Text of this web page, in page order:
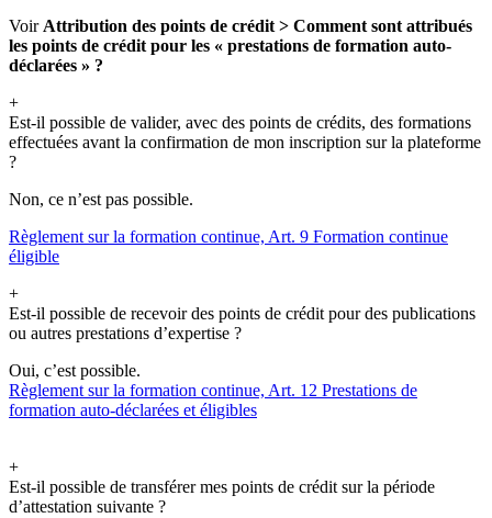
Voir Attribution des points de crédit > Comment sont attribués
les points de crédit pour les « prestations de formation auto-
déclarées » ?
+
Est-il possible de valider, avec des points de crédits, des formations
effectuées avant la confirmation de mon inscription sur la plateforme
?
Non, ce n’est pas possible.
Règlement sur la formation continue, Art. 9 Formation continue
éligible
+
Est-il possible de recevoir des points de crédit pour des publications
ou autres prestations d’expertise ?
Oui, c’est possible.
Règlement sur la formation continue, Art. 12 Prestations de
formation auto-déclarées et éligibles
+
Est-il possible de transférer mes points de crédit sur la période
d’attestation suivante ?